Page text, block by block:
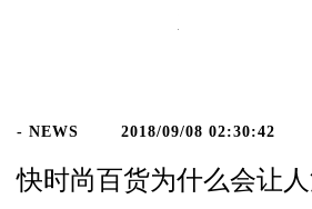
- NEWS 2018/09/08 02:30:42
快时尚百货为什么会让